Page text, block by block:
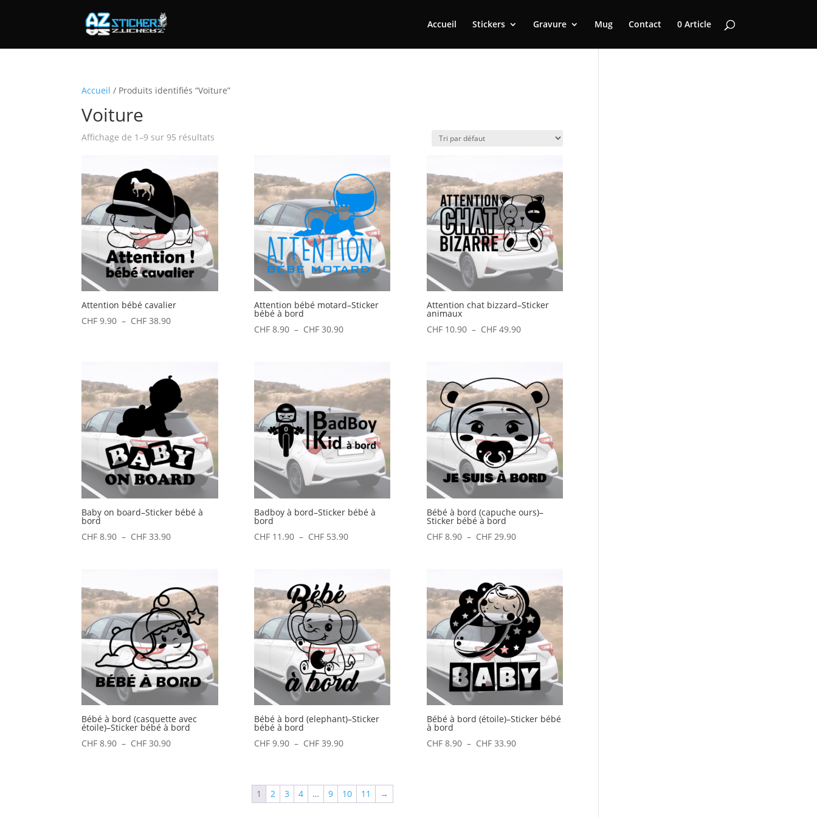
Accueil Stickers Gravure Mug Contact 0 Article
Accueil / Produits identifiés “Voiture”
Voiture
Affichage de 1–9 sur 95 résultats
Attention bébé cavalier
CHF 9.90 – CHF 38.90Plage
à
CHF 38.90
Attention bébé motard–Sticker
bébé à bord
CHF8.90 – CHF30.90Plage
à
CHF 30.90
Attention chat bizzard–Sticker
animaux
CHF10.90 – CHF49.90Plage
à
CHF 49.90
Baby on board–Sticker bébé à
bord
CHF 8.90 – CHF 33.90Plage
à
CHF 33.90
Badboy à bord–Sticker bébé à
bord
CHF11.90 – CHF53.90Plage
à
CHF 53.90
Bébé à bord (capuche ours)–
Sticker bébé à bord
CHF8.90 – CHF29.90Plage
à
CHF 29.90
Bébé à bord (casquette avec
étoile)–Sticker bébé à bord
CHF 8.90 – CHF 30.90Plage
Bébé à bord (elephant)–Sticker
bébé à bord
CHF9.90 – CHF39.90Plage
CHF 9.90
à
Bébé à bord (étoile)–Sticker bébé
à bord
CHF8.90 – CHF33.90Plage
1 2 3 4 … 9 10 11 →